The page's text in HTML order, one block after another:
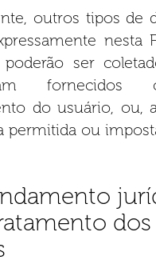
outros tipos de
nesta
poderão ser
do usuário, ou,
permitida ou
dos